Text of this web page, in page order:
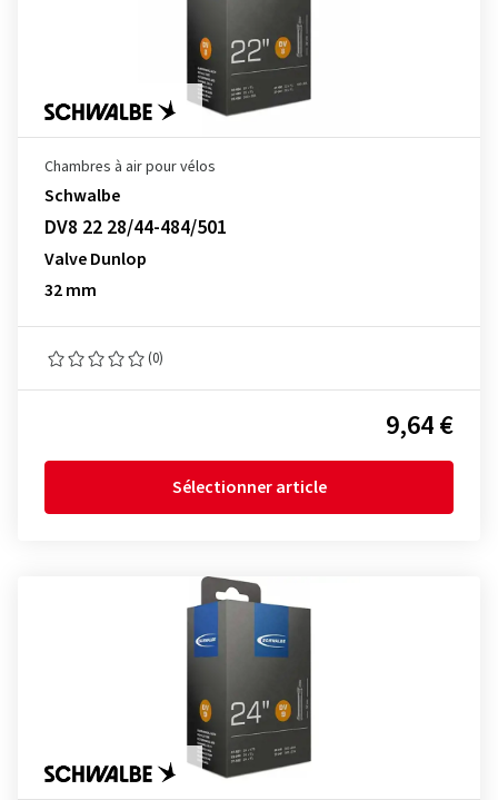
Chambres à air pour vélos
Schwalbe
DV8 22 28/44-484/501
Valve Dunlop
32 mm
(0)
9,64 €
Sélectionner article